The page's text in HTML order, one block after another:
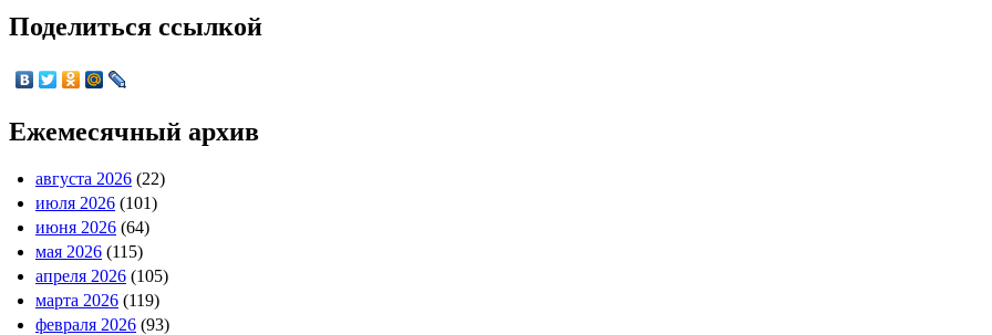
Поделиться ссылкой
Ежемесячный архив
августа 2026 (22)
июля 2026 (101)
июня 2026 (64)
мая 2026 (115)
апреля 2026 (105)
марта 2026 (119)
февраля 2026 (93)